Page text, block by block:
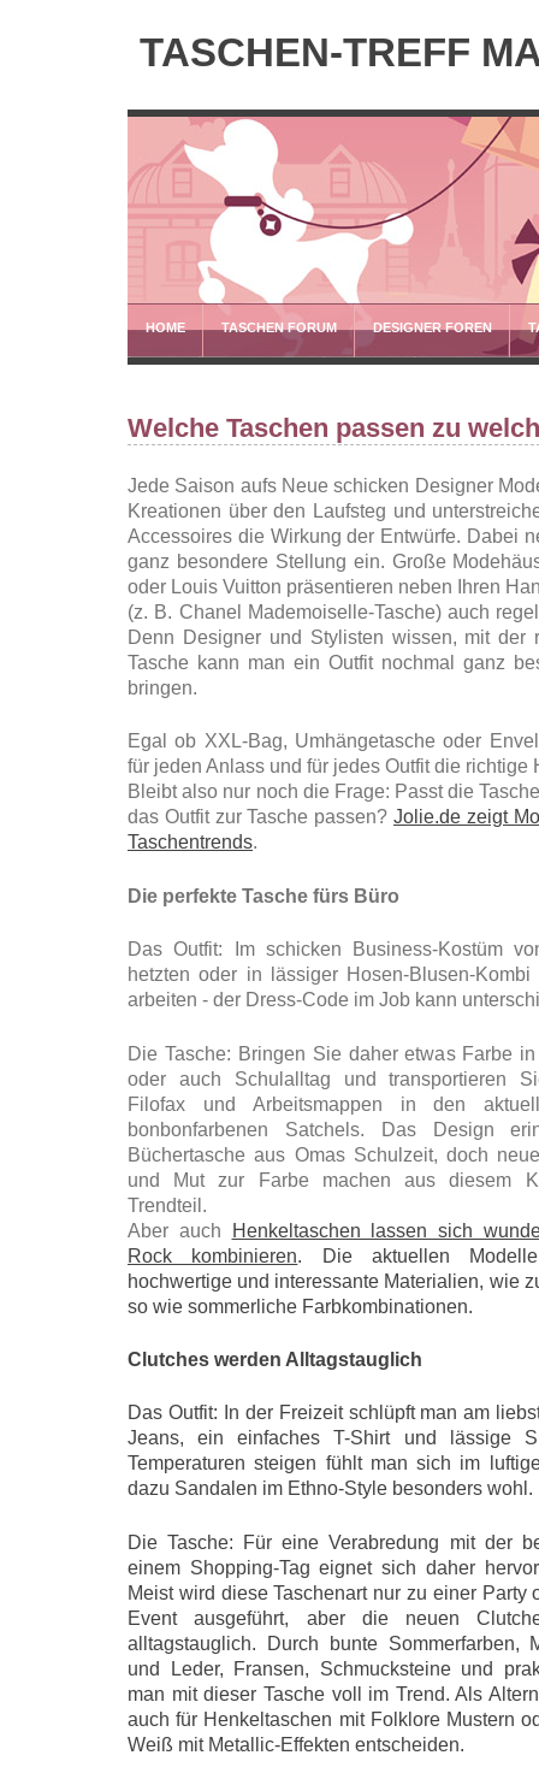
TASCHEN-TREFF
HOME TASCHEN FORUM DESIGNER FOREN
Welche Taschen passen zu
Jede Saison aufs Neue schicken Designer
Kreationen über den Laufsteg und
Accessoires die Wirkung der Entwürfe. Dabei
ganz besondere Stellung ein. Große
oder Louis Vuitton präsentieren neben Ihren
(z. B. Chanel Mademoiselle-Tasche) auch
Denn Designer und Stylisten wissen, mit der
Tasche kann man ein Outfit nochmal ganz
bringen.
Egal ob XXL-Bag, Umhängetasche oder
für jeden Anlass und für jedes Outfit die richtige
Bleibt also nur noch die Frage: Passt die
das Outfit zur Tasche passen? Jolie.de zeigt
Taschentrends.
Die perfekte Tasche fürs Büro
Das Outfit: Im schicken Business-Kostüm
hetzten oder in lässiger Hosen-Blusen-
arbeiten - der Dress-Code im Job kann
Die Tasche: Bringen Sie daher etwas Farbe
oder auch Schulalltag und transportieren
Filofax und Arbeitsmappen in den
bonbonfarbenen Satchels. Das Design
Büchertasche aus Omas Schulzeit, doch
und Mut zur Farbe machen aus diesem
Trendteil.
Aber auch
Henkeltaschen lassen sich
Rock kombinieren. Die aktuellen
hochwertige und interessante Materialien, wie
so wie sommerliche Farbkombinationen.
Clutches werden Alltagstauglich
Das Outfit: In der Freizeit schlüpft man am
Jeans, ein einfaches T-Shirt und lässige
Temperaturen steigen fühlt man sich im
dazu Sandalen im Ethno-Style besonders wohl.
Die Tasche: Für eine Verabredung mit der
einem Shopping-Tag eignet sich daher
Meist wird diese Taschenart nur zu einer Party
Event ausgeführt, aber die neuen
alltagstauglich. Durch bunte Sommerfarben,
und Leder, Fransen, Schmucksteine und
man mit dieser Tasche voll im Trend. Als
auch für Henkeltaschen mit Folklore Mustern
Weiß mit Metallic-Effekten entscheiden.